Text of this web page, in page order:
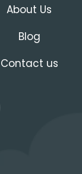
About Us
Blog
Contact us